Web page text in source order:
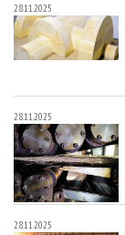
28.11.2025
28.11.2025
28.11.2025